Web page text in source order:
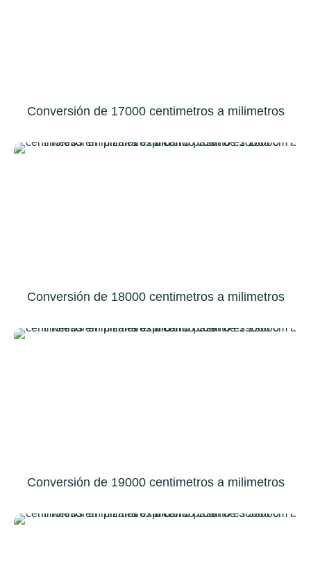
Conversión de 17000 centimetros a milimetros
Conversión de 18000 centimetros a milimetros
Conversión de 19000 centimetros a milimetros